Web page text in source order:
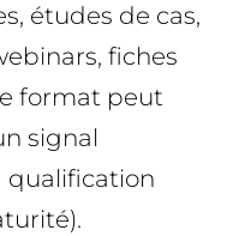
études de cas,
fiches
format peut
signal
qualification